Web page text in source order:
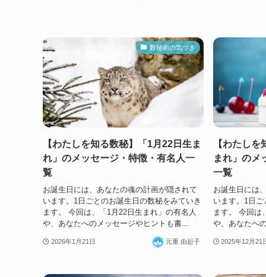
数秘術の気づき
【わたしを知る数秘】「1月22日生ま
れ」のメッセージ・特徴・有名人一
覧
お誕生日には、あなたの魂の計画が隠されて
います。1日ごとのお誕生日の数秘をみていき
ます。 今回は、「1月22日生まれ」の有名人
や、あなたへのメッセージやヒントも書...
2026年1月21日 元重 由起子
【わたし
まれ」のメ
一覧
お誕生日には
います。1日
ます。 今回は
や、あなたへ
2025年12月21